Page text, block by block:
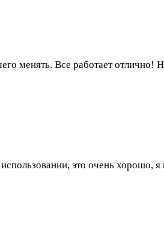
менять. Все работает отлично!
это очень хорошо, я